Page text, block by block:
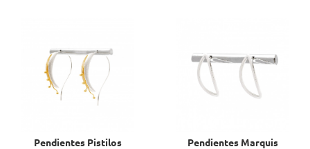
Pendientes Pistilos Pendientes Marquis